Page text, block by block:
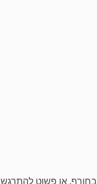
בחורף, או פשוט להתרגש